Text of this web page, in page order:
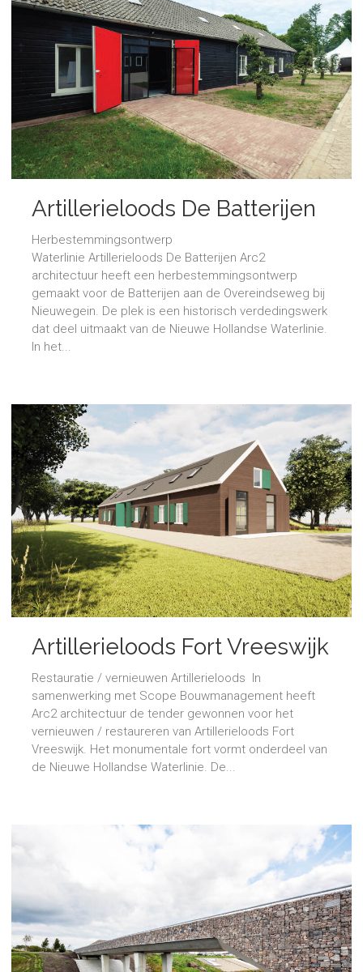
Artillerieloods De Batterijen
Herbestemmingsontwerp
Waterlinie Artillerieloods De Batterijen Arc2
architectuur heeft een herbestemmingsontwerp
gemaakt voor de Batterijen aan de Overeindseweg bij
Nieuwegein. De plek is een historisch verdedingswerk
dat deel uitmaakt van de Nieuwe Hollandse Waterlinie.
In het...
Artillerieloods Fort Vreeswijk
Restauratie / vernieuwen Artillerieloods In
samenwerking met Scope Bouwmanagement heeft
Arc2 architectuur de tender gewonnen voor het
vernieuwen / restaureren van Artillerieloods Fort
Vreeswijk. Het monumentale fort vormt onderdeel van
de Nieuwe Hollandse Waterlinie. De...